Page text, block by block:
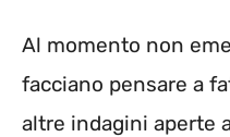
Al momento non
facciano pensare a
altre indagini aperte